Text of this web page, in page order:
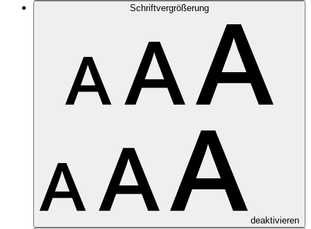
Schriftvergrößerung
deaktivieren